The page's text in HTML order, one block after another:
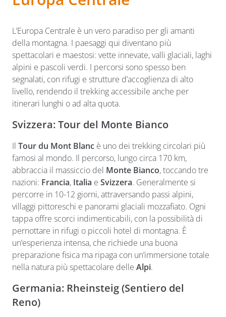
L’Europa Centrale è un vero paradiso per gli amanti
della montagna. I paesaggi qui diventano più
spettacolari e maestosi: vette innevate, valli glaciali, laghi
alpini e pascoli verdi. I percorsi sono spesso ben
segnalati, con rifugi e strutture d’accoglienza di alto
livello, rendendo il trekking accessibile anche per
itinerari lunghi o ad alta quota.
Svizzera: Tour del Monte Bianco
Il Tour du Mont Blanc è uno dei trekking circolari più
famosi al mondo. Il percorso, lungo circa 170 km,
abbraccia il massiccio del Monte Bianco, toccando tre
nazioni: Francia, Italia e Svizzera. Generalmente si
percorre in 10-12 giorni, attraversando passi alpini,
villaggi pittoreschi e panorami glaciali mozzafiato. Ogni
tappa offre scorci indimenticabili, con la possibilità di
pernottare in rifugi o piccoli hotel di montagna. È
un’esperienza intensa, che richiede una buona
preparazione fisica ma ripaga con un’immersione totale
nella natura più spettacolare delle Alpi.
Germania: Rheinsteig (Sentiero del
Reno)